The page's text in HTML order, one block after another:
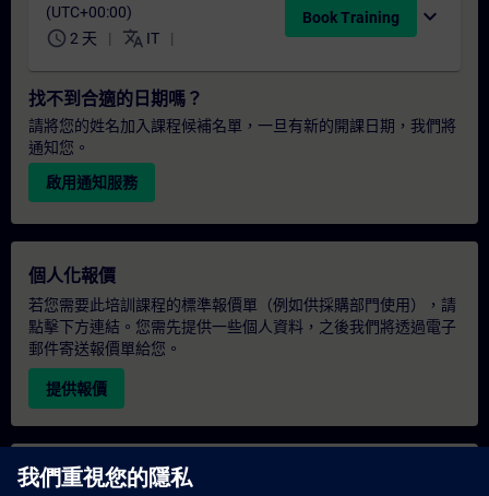
(UTC+00:00)
schedule 2 天 translate IT
Book Training expand_more
找不到合適的日期嗎？
請將您的姓名加入課程候補名單，一旦有新的開課日期，我們將
通知您。
啟用通知服務
個人化報價
若您需要此培訓課程的標準報價單（例如供採購部門使用），請
點擊下方連結。您需先提供一些個人資料，之後我們將透過電子
郵件寄送報價單給您。
提供報價
專屬培訓諮詢